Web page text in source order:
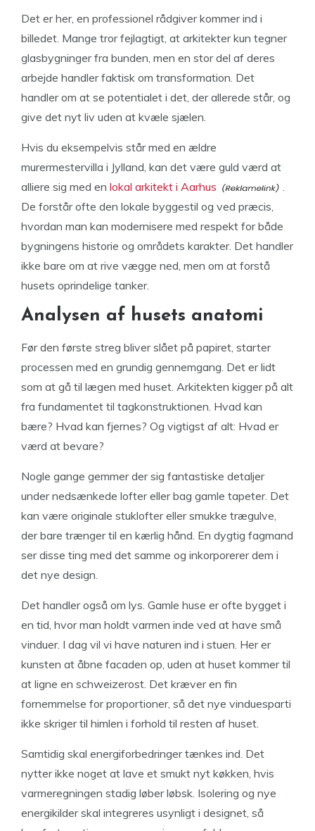
Det er her, en professionel rådgiver kommer ind i
billedet. Mange tror fejlagtigt, at arkitekter kun tegner
glasbygninger fra bunden, men en stor del af deres
arbejde handler faktisk om transformation. Det
handler om at se potentialet i det, der allerede står, og
give det nyt liv uden at kvæle sjælen.
Hvis du eksempelvis står med en ældre
murermestervilla i Jylland, kan det være guld værd at
alliere sig med en lokal arkitekt i Aarhus
De forstår ofte den lokale byggestil og ved præcis,
hvordan man kan modernisere med respekt for både
bygningens historie og områdets karakter. Det handler
ikke bare om at rive vægge ned, men om at forstå
husets oprindelige tanker.
Analysen af husets anatomi
Før den første streg bliver slået på papiret, starter
processen med en grundig gennemgang. Det er lidt
som at gå til lægen med huset. Arkitekten kigger på alt
fra fundamentet til tagkonstruktionen. Hvad kan
bære? Hvad kan fjernes? Og vigtigst af alt: Hvad er
værd at bevare?
Nogle gange gemmer der sig fantastiske detaljer
under nedsænkede lofter eller bag gamle tapeter. Det
kan være originale stuklofter eller smukke trægulve,
der bare trænger til en kærlig hånd. En dygtig fagmand
ser disse ting med det samme og inkorporerer dem i
det nye design.
Det handler også om lys. Gamle huse er ofte bygget i
en tid, hvor man holdt varmen inde ved at have små
vinduer. I dag vil vi have naturen ind i stuen. Her er
kunsten at åbne facaden op, uden at huset kommer til
at ligne en schweizerost. Det kræver en fin
fornemmelse for proportioner, så det nye vinduesparti
ikke skriger til himlen i forhold til resten af huset.
Samtidig skal energiforbedringer tænkes ind. Det
nytter ikke noget at lave et smukt nyt køkken, hvis
varmeregningen stadig løber løbsk. Isolering og nye
energikilder skal integreres usynligt i designet, så